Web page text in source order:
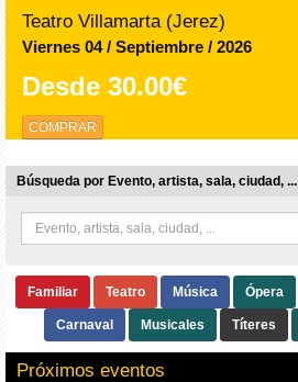
Teatro Villamarta (Jerez)
Viernes 04 / Septiembre / 2026
Desde 30.00€
COMPRAR
Búsqueda por Evento, artista, sala, ciudad, ...
Familiar Teatro Música Ópera
Carnaval Musicales Títeres
Próximos eventos